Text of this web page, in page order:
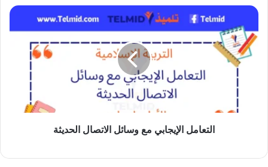
التعامل
الإيجابي
مع
وسائل
الاتصال
الحديثة
التعامل الإيجابي مع وسائل الاتصال الحديثة